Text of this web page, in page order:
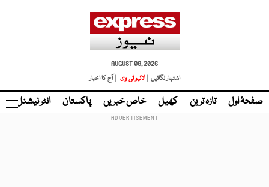
AUGUST 09, 2026
اشتہار لگائیں |
لائیو ٹی وی | آج کا اخبار
صفحۂ اول تازہ ترین کھیل خاص خبریں پاکستان انٹر نیشنل